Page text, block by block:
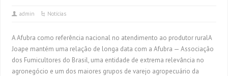
admin Notícias
A Afubra como referência nacional no atendimento ao produtor ruralA
Joape mantém uma relação de longa data com a Afubra — Associação
dos Fumicultores do Brasil, uma entidade de extrema relevância no
agronegócio e um dos maiores grupos de varejo agropecuário da